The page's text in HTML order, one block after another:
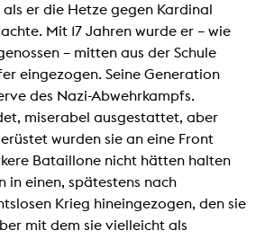
er die Hetze gegen Kardinal
Mit 17 Jahren wurde er – wie
– mitten aus der Schule
eingezogen. Seine Generation
des Nazi-Abwehrkampfs.
miserabel ausgestattet, aber
wurden sie an eine Front
Bataillone nicht hätten halten
in einen, spätestens nach
Krieg hineingezogen, den sie
mit dem sie vielleicht als